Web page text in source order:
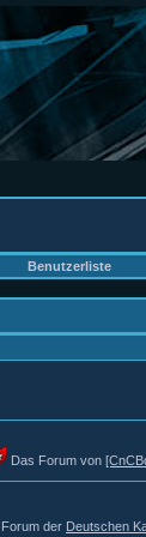
Benutzerliste
Das Forum von
der Deutschen